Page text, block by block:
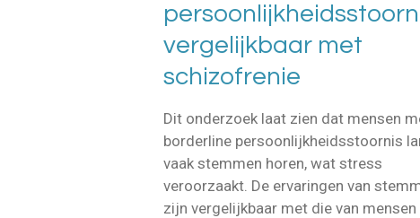
vergelijkbaar met
schizofrenie
Dit onderzoek laat zien dat mensen
borderline persoonlijkheidsstoornis
vaak stemmen horen, wat stress
veroorzaakt. De ervaringen van
zijn vergelijkbaar met die van